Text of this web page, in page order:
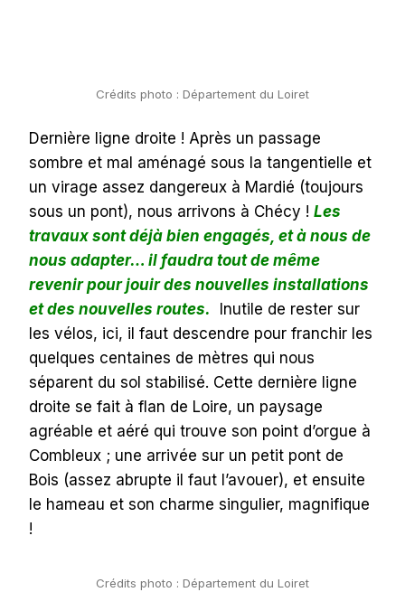
Crédits photo : Département du Loiret
Dernière ligne droite ! Après un passage
sombre et mal aménagé sous la tangentielle et
un virage assez dangereux à Mardié (toujours
sous un pont), nous arrivons à Chécy ! Les
travaux sont déjà bien engagés, et à nous de
nous adapter… il faudra tout de même
revenir pour jouir des nouvelles installations
et des nouvelles routes. Inutile de rester sur
les vélos, ici, il faut descendre pour franchir les
quelques centaines de mètres qui nous
séparent du sol stabilisé. Cette dernière ligne
droite se fait à flan de Loire, un paysage
agréable et aéré qui trouve son point d’orgue à
Combleux ; une arrivée sur un petit pont de
Bois (assez abrupte il faut l’avouer), et ensuite
le hameau et son charme singulier, magnifique
!
Crédits photo : Département du Loiret